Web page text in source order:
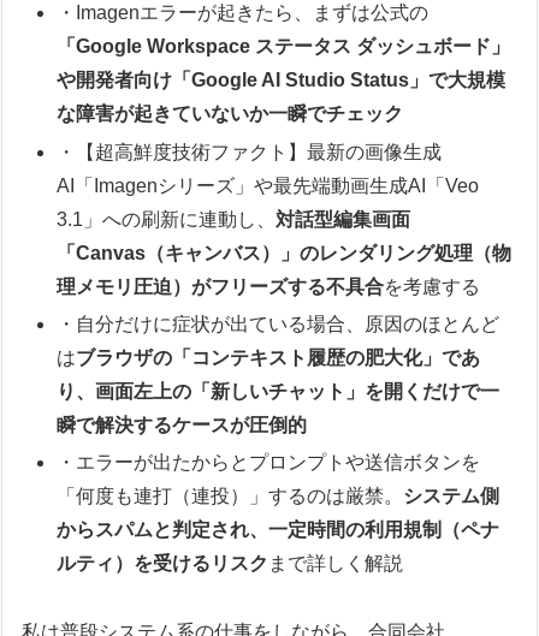
・Imagenエラーが起きたら、まずは公式の
「Google Workspace ステータス ダッシュボード」
や開発者向け「Google AI Studio Status」で大規模
な障害が起きていないか一瞬でチェック
・【超高鮮度技術ファクト】最新の画像生成
AI「Imagenシリーズ」や最先端動画生成AI「Veo
3.1」への刷新に連動し、対話型編集画面
「Canvas（キャンバス）」のレンダリング処理（物
理メモリ圧迫）がフリーズする不具合を考慮する
・自分だけに症状が出ている場合、原因のほとんど
はブラウザの「コンテキスト履歴の肥大化」であ
り、画面左上の「新しいチャット」を開くだけで一
瞬で解決するケースが圧倒的
・エラーが出たからとプロンプトや送信ボタンを
「何度も連打（連投）」するのは厳禁。 システム側
からスパムと判定され、一定時間の利用規制（ペナ
ルティ）を受けるリスク まで詳しく解説
私は普段システム系の仕事をしながら、合同会社